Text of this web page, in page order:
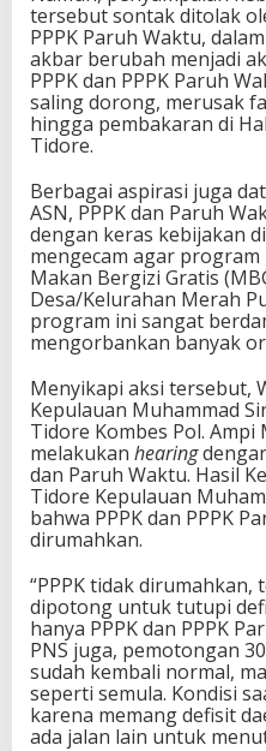
tersebut sontak ditolak
PPPK Paruh Waktu,
akbar berubah menjadi
PPPK dan PPPK Paruh
saling dorong, merusak
hingga pembakaran di
Tidore.
Berbagai aspirasi juga
ASN, PPPK dan Paruh
dengan keras kebijakan
mengecam agar
Makan Bergizi Gratis
Desa/Kelurahan Merah
program ini sangat
mengorbankan banyak
Menyikapi aksi tersebut,
Kepulauan Muhammad
Tidore Kombes Pol. Ampi
melakukan hearing
dan Paruh Waktu. Hasil
Tidore Kepulauan
bahwa PPPK dan PPPK
dirumahkan.
“PPPK tidak
dipotong untuk tutupi
hanya PPPK dan PPPK
PNS juga, pemotongan
sudah kembali normal,
seperti semula. Kondisi
karena memang defisit
ada jalan lain untuk